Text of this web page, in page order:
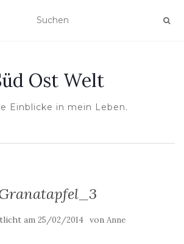
Ost Welt
Einblicke in mein Leben.
am 25/02/2014 von Anne